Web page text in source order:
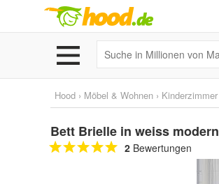
Hood › Möbel & Wohnen › Kinderzimmer
Bett Brielle in weiss modern
2 Bewertungen